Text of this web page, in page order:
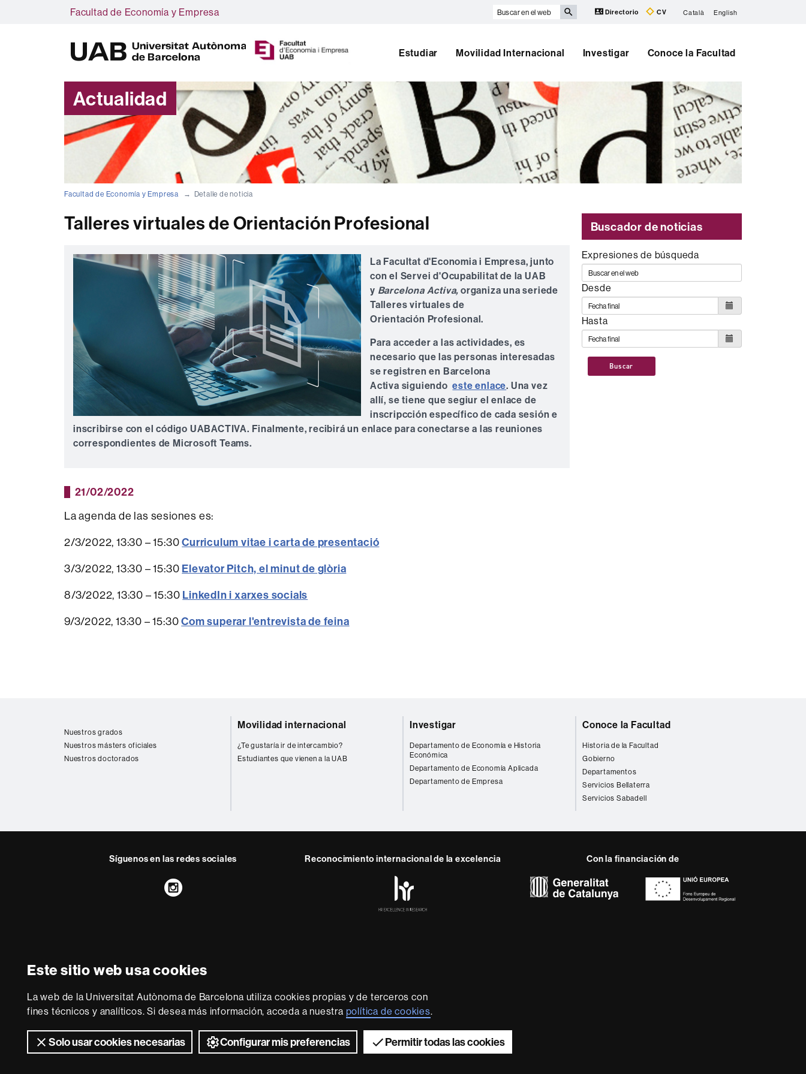
Este sitio web usa cookies
La web de la Universitat Autònoma de Barcelona utiliza cookies propias y de terceros con
fines técnicos y analíticos. Si desea más información, acceda a nuestra política de cookies.
Solo usar cookies necesarias Configurar mis preferencias Permitir todas las cookies
Facultad de Economía y Empresa
Buscar
web
Directorio CV Català English
B
Estudiar Movilidad Internacional Investigar Conoce la Facultad
Actualidad
Facultad de Economía y Empresa Detalle de noticia
Talleres virtuales de Orientación Profesional
La Facultat d'Economia i Empresa, junto
con el Servei d'Ocupabilitat de la UAB
y Barcelona Activa, organiza una seriede
Talleres virtuales de
Orientación Profesional.
Para acceder a las actividades, es
necesario que las personas interesadas
se registren en Barcelona
Activa siguiendo este enlace. Una vez
allí, se tiene que segiur el enlace de
inscripcción específico de cada sesión e
inscribirse con el código UABACTIVA. Finalmente, recibirá un enlace para conectarse a las reuniones
correspondientes de Microsoft Teams.
21/02/2022
La agenda de las sesiones es:
2/3/2022, 13:30 – 15:30Curriculum vitae i carta de presentació
3/3/2022, 13:30 – 15:30 Elevator Pitch, el minut de glòria
8/3/2022, 13:30 – 15:30 LinkedIn i xarxes socials
9/3/2022, 13:30 – 15:30Com superar l'entrevista de feina
Buscador de noticias
Expresiones de búsqueda
Desde
Hasta
Buscar
Nuestros grados
Nuestros másters oficiales
Nuestros doctorados
Movilidad internacional
¿Te gustaría ir de intercambio?
Estudiantes que vienen a la UAB
Investigar
Departamento de Economía e Historia
Económica
Departamento de Economía Aplicada
Departamento de Empresa
Conoce la Facultad
Historia de la Facultad
Gobierno
Departamentos
Servicios Bellaterra
Servicios Sabadell
Síguenos en las redes sociales
Instagram
Reconocimiento internacional de la excelencia Con la financiación de
Somos una universidad líder que imparte una docencia de calidad, diversificada, multidisciplinaria y flexible,
conocimiento. La UAB es reconocida internacionalmente por la calidad y el carácter innovador de su
investigación.
2026 Universitat Autònoma de Barcelona